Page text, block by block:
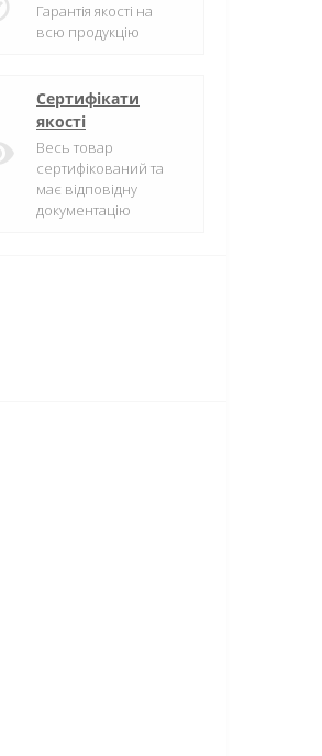
Гарантія якості на
всю продукцію
Сертифікати
якості
Весь товар
сертифікований та
має відповідну
документацію